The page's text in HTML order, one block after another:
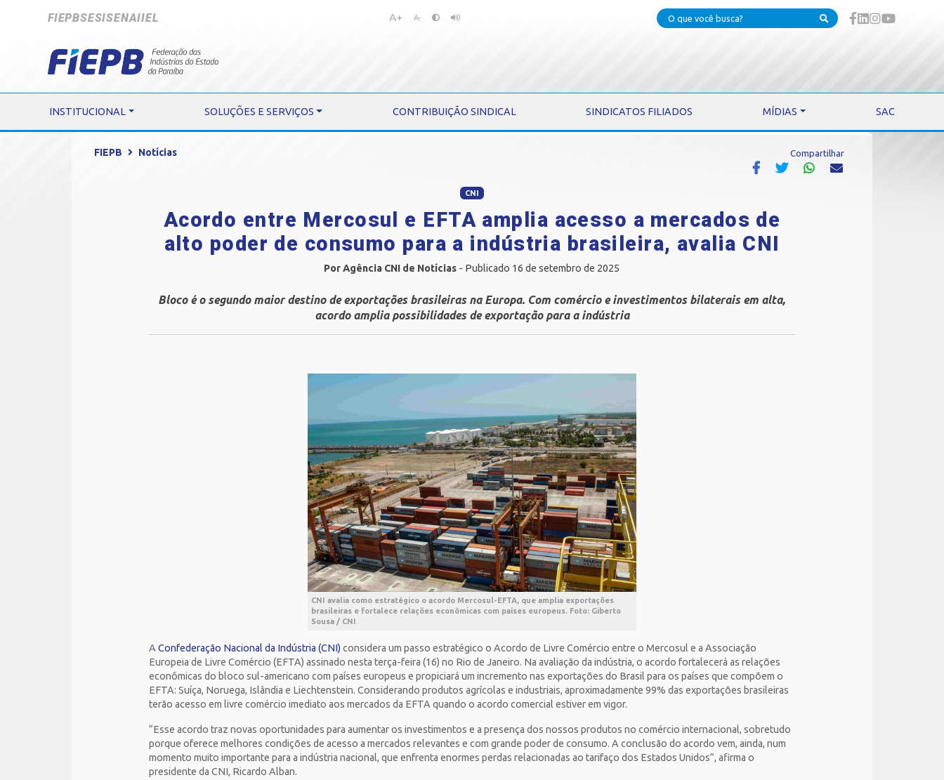
FIEPBSESISENAIIEL
Pular
Pular
A+ A-
INSTITUCIONAL SOLUÇÕES E SERVIÇOS CONTRIBUIÇÃO SINDICAL SINDICATOS FILIADOS MÍDIAS SAC
FIEPB Notícias Compartilhar
CNI
Acordo entre Mercosul e EFTA amplia acesso a mercados de
alto poder de consumo para a indústria brasileira, avalia CNI
Por Agência CNI de Notícias - Publicado 16 de setembro de 2025
Bloco é o segundo maior destino de exportações brasileiras na Europa. Com comércio e investimentos bilaterais em alta,
acordo amplia possibilidades de exportação para a indústria
CNI avalia como estratégico o acordo Mercosul-EFTA, que amplia exportações
brasileiras e fortalece relações econômicas com países europeus. Foto: Giberto
Sousa / CNI
AConfederação Nacional da Indústria (CNI) considera um passo estratégico o Acordo de Livre Comércio entre o Mercosul e a Associação
Europeia de Livre Comércio (EFTA) assinado nesta terça-feira (16) no Rio de Janeiro. Na avaliação da indústria, o acordo fortalecerá as relações
econômicas do bloco sul-americano com países europeus e propiciará um incremento nas exportações do Brasil para os países que compõem o
EFTA: Suíça, Noruega, Islândia e Liechtenstein. Considerando produtos agrícolas e industriais, aproximadamente 99% das exportações brasileiras
terão acesso em livre comércio imediato aos mercados da EFTA quando o acordo comercial estiver em vigor.
“Esse acordo traz novas oportunidades para aumentar os investimentos e a presença dos nossos produtos no comércio internacional, sobretudo
porque oferece melhores condições de acesso a mercados relevantes e com grande poder de consumo. A conclusão do acordo vem, ainda, num
momento muito importante para a indústria nacional, que enfrenta enormes perdas relacionadas ao tarifaço dos Estados Unidos”, afirma o
presidente da CNI, Ricardo Alban.